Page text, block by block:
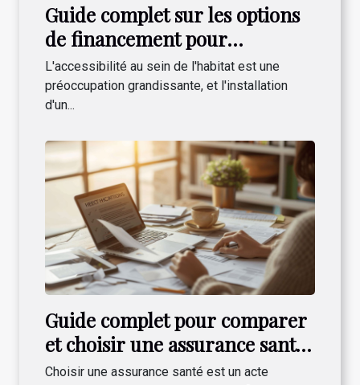
Guide complet sur les options
de financement pour
l'installation d'un monte-
escalier
L'accessibilité au sein de l'habitat est une
préoccupation grandissante, et l'installation
d'un...
Guide complet pour comparer
et choisir une assurance santé
en ligne
Choisir une assurance santé est un acte